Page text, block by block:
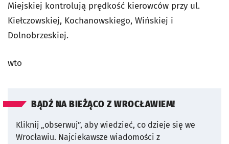
Miejskiej kontrolują prędkość kierowców przy ul.
Kiełczowskiej, Kochanowskiego, Wińskiej i
Dolnobrzeskiej.
wto
BĄDŹ NA BIEŻĄCO Z WROCŁAWIEM!
Kliknij „obserwuj”, aby wiedzieć, co dzieje się we
Wrocławiu. Najciekawsze wiadomości z